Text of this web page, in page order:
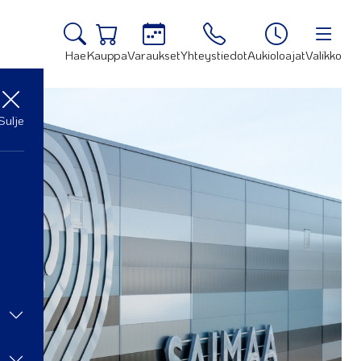
HaeKauppaVarauksetYhteystiedotAukioloajatValikko